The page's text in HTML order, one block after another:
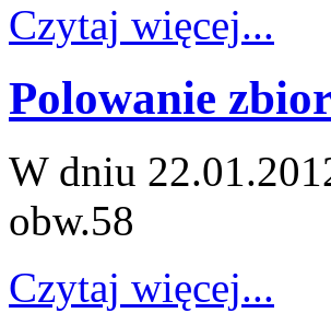
Czytaj więcej...
Polowanie
W dniu
obw.58
Czytaj więcej...